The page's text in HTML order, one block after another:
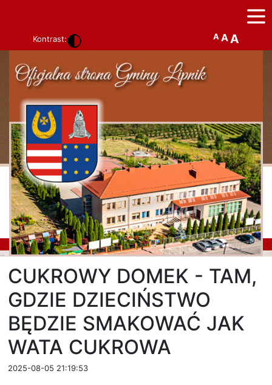
Kontrast: A AA
CUKROWY DOMEK - TAM,
GDZIE DZIECIŃSTWO
BĘDZIE SMAKOWAĆ JAK
WATA CUKROWA
2025-08-05 21:19:53